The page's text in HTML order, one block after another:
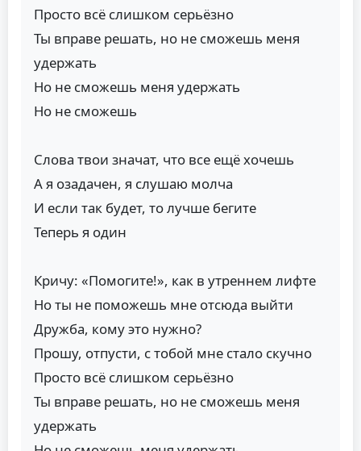
Просто всё слишком серьёзно
Ты вправе решать, но не сможешь меня
удержать
Но не сможешь меня удержать
Но не сможешь
Слова твои значат, что все ещё хочешь
А я озадачен, я слушаю молча
И если так будет, то лучше бегите
Теперь я один
Кричу: «Помогите!», как в утреннем лифте
Но ты не поможешь мне отсюда выйти
Дружба, кому это нужно?
Прошу, отпусти, с тобой мне стало скучно
Просто всё слишком серьёзно
Ты вправе решать, но не сможешь меня
удержать